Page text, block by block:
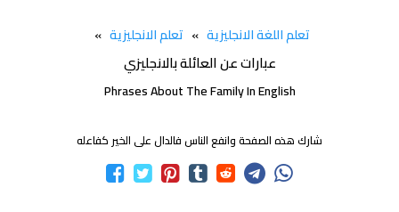
تعلم اللغة الانجليزية » تعلم الانجليزية »
عبارات عن العائلة بالانجليزي
Phrases About The Family In English
شارك هذه الصفحة وانفع الناس فالدال على الخير كفاعله